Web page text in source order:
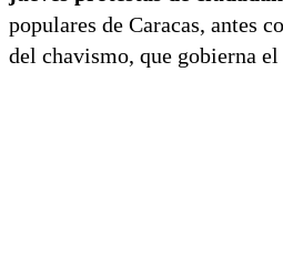
populares de Caracas, antes
del chavismo, que gobierna el